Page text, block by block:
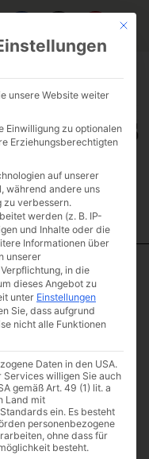
in 7cm Stärke
in 7cm
BUCHETP
(inkl. MwSt.)
Mit
unsere Website weiter
Einwilligung zu optionalen
Erziehungsberechtigten
auf unserer
während andere uns
zu verbessern.
werden (z. B. IP-
und Inhalte oder die
Informationen über
unserer
in die
dieses Angebot zu
unter Einstellungen
Sie, dass aufgrund
nicht alle Funktionen
Daten in den USA.
willigen Sie auch
gemäß Art. 49 (1) lit. a
Land mit
ein. Es besteht
personenbezogene
ohne dass für
besteht.